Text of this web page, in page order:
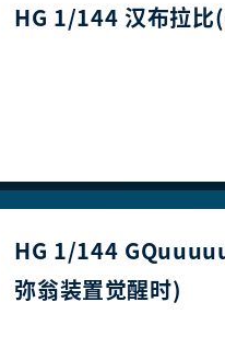
HG 1/144 汉布拉比
HG 1/144
弥翁装置觉醒时)